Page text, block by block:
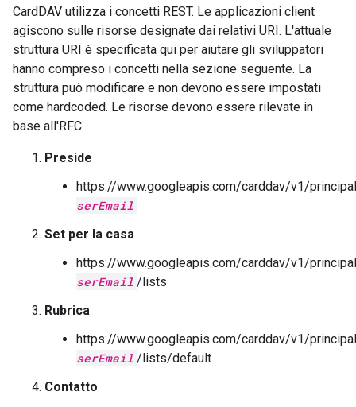
CardDAV utilizza i concetti REST. Le applicazioni client
agiscono sulle risorse designate dai relativi URI. L'attuale
struttura URI è specificata qui per aiutare gli sviluppatori
hanno compreso i concetti nella sezione seguente. La
struttura può modificare e non devono essere impostati
come hardcoded. Le risorse devono essere rilevate in
base all'RFC.
Preside
https://www.googleapis.com/carddav/v1/
serEmail
Set per la casa
https://www.googleapis.com/carddav/v1/
serEmail /lists
Rubrica
https://www.googleapis.com/carddav/v1/
serEmail /lists/default
Contatto